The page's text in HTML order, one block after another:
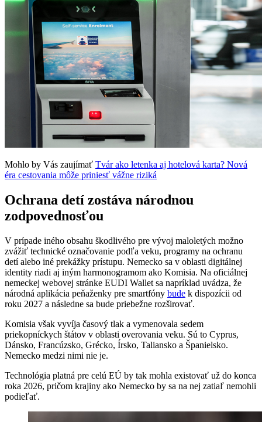
Mohlo by Vás zaujímať Tvár ako letenka aj hotelová karta? Nová
éra cestovania môže priniesť vážne riziká
Ochrana detí zostáva národnou
zodpovednosťou
V prípade iného obsahu škodlivého pre vývoj maloletých možno
zvážiť technické označovanie podľa veku, programy na ochranu
detí alebo iné prekážky prístupu. Nemecko sa v oblasti digitálnej
identity riadi aj iným harmonogramom ako Komisia. Na oficiálnej
nemeckej webovej stránke EUDI Wallet sa napríklad uvádza, že
národná aplikácia peňaženky pre smartfóny bude k dispozícii od
roku 2027 a následne sa bude priebežne rozširovať.
Komisia však vyvíja časový tlak a vymenovala sedem
priekopníckych štátov v oblasti overovania veku. Sú to Cyprus,
Dánsko, Francúzsko, Grécko, Írsko, Taliansko a Španielsko.
Nemecko medzi nimi nie je.
Technológia platná pre celú EÚ by tak mohla existovať už do konca
roka 2026, pričom krajiny ako Nemecko by sa na nej zatiaľ nemohli
podieľať.